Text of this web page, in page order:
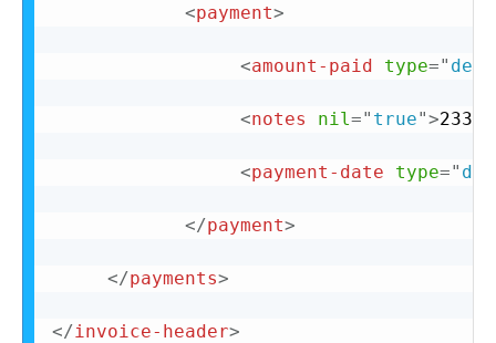
<payment>
<amount-paid type="
<notes nil=" true">233
<payment-date type="
</payment>
</payments>
</invoice-header>